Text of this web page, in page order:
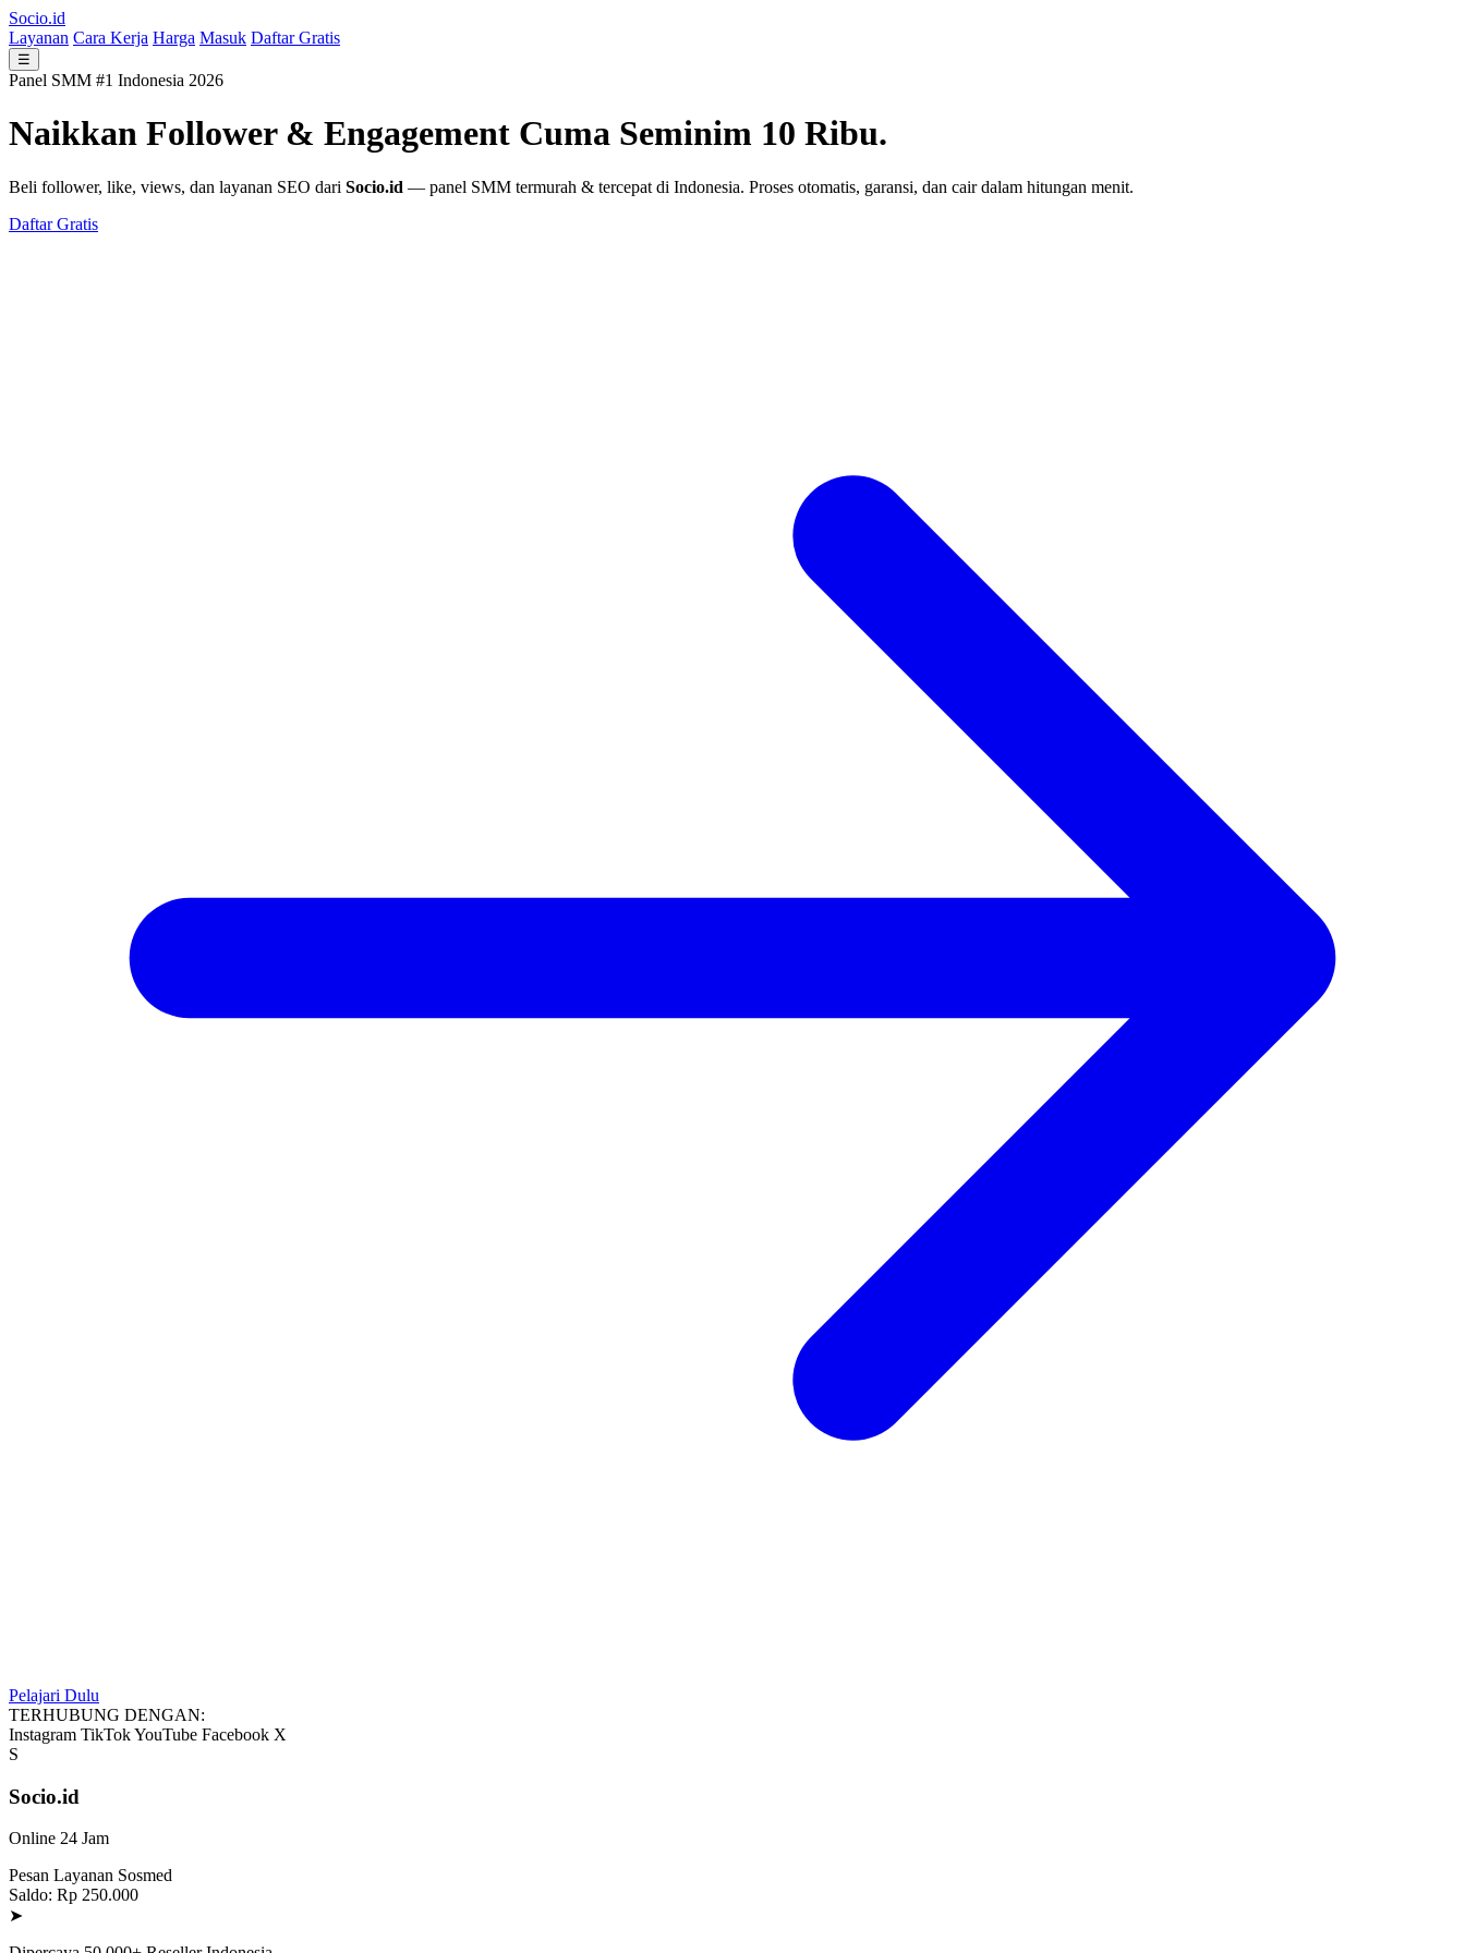
Socio.id
Layanan Cara Kerja Harga Masuk Daftar Gratis
☰
Panel SMM #1 Indonesia 2026
Naikkan Follower & Engagement Cuma Seminim 10 Ribu.
Beli follower, like, views, dan layanan SEO dari Socio.id — panel SMM termurah & tercepat di Indonesia. Proses otomatis, garansi, dan cair dalam hitungan menit.
Daftar Gratis
Pelajari Dulu
TERHUBUNG DENGAN:
Instagram TikTokYouTube Facebook X
S
Socio.id
Online 24 Jam
Pesan Layanan Sosmed
Saldo: Rp 250.000
➤